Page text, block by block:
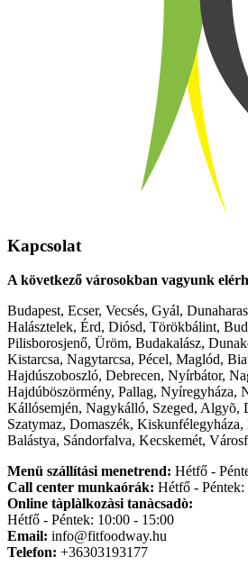
Kapcsolat
A következő városokban vagyunk
Budapest, Ecser, Vecsés, Gyál,
Halásztelek, Érd, Diósd, Törökbálint,
Pilisborosjenő, Üröm, Budakalász,
Kistarcsa, Nagytarcsa, Pécel, Maglód,
Hajdúszoboszló, Debrecen, Nyírbátor,
Hajdúböszörmény, Pallag, Nyíregyháza,
Kállósemjén, Nagykálló, Szeged, Algyõ,
Szatymaz, Domaszék,
Balástya, Sándorfalva, Kecskemét,
Menü szállítási menetrend: Hétfő -
Call center munkaórák: Hétfő -
Online tàplàlkozàsi tanàcsadò:
Hétfő - Péntek: 10:00 - 15:00
Email: info@fitfoodway.hu
Telefon: +36303193177